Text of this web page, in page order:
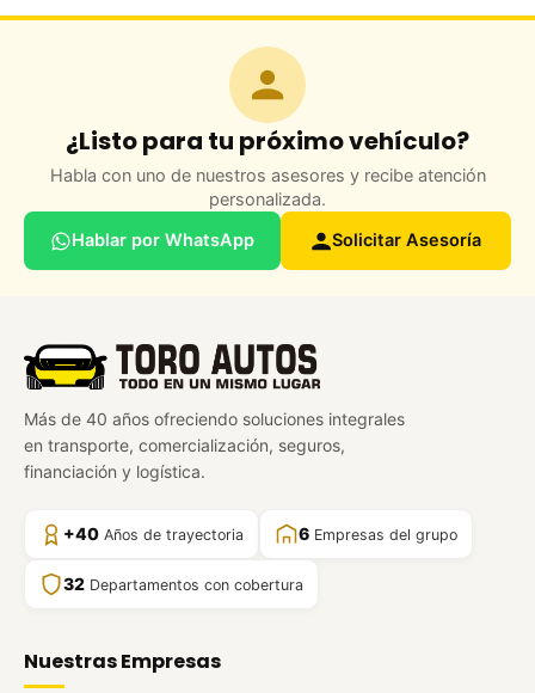
¿Listo para tu próximo vehículo?
Habla con uno de nuestros asesores y recibe atención
personalizada.
Hablar por WhatsApp
Solicitar Asesoría
Más de 40 años ofreciendo soluciones integrales
en transporte, comercialización, seguros,
financiación y logística.
+40 Años de trayectoria 6 Empresas del grupo
32 Departamentos con cobertura
Nuestras Empresas